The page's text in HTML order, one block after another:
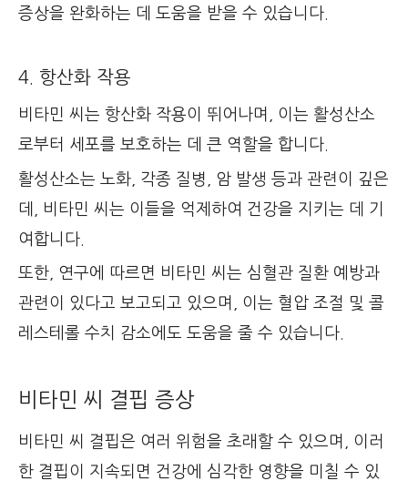
증상을 완화하는 데 도움을 받을 수 있습니다.
4. 항산화 작용
비타민 씨는 항산화 작용이 뛰어나며, 이는 활성산소
로부터 세포를 보호하는 데 큰 역할을 합니다.
활성산소는 노화, 각종 질병, 암 발생 등과 관련이 깊은
데, 비타민 씨는 이들을 억제하여 건강을 지키는 데 기
여합니다.
또한, 연구에 따르면 비타민 씨는 심혈관 질환 예방과
관련이 있다고 보고되고 있으며, 이는 혈압 조절 및 콜
레스테롤 수치 감소에도 도움을 줄 수 있습니다.
비타민 씨 결핍 증상
비타민 씨 결핍은 여러 위험을 초래할 수 있으며, 이러
한 결핍이 지속되면 건강에 심각한 영향을 미칠 수 있